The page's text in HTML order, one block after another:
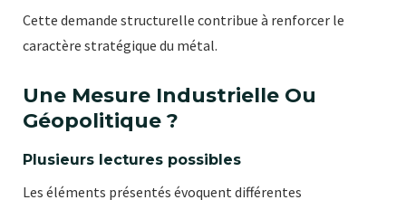
Cette demande structurelle contribue à renforcer le
caractère stratégique du métal.
Une Mesure Industrielle Ou
Géopolitique ?
Plusieurs lectures possibles
Les éléments présentés évoquent différentes